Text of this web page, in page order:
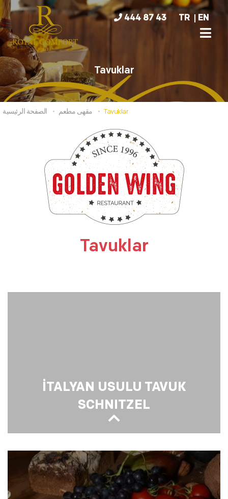
444 87 43 TR EN
Tavuklar
الصفحة الرئيسية مقهى مطعم Tavuklar
Tavuklar
İTALYAN USULU TAVUK
SCHNITZEL